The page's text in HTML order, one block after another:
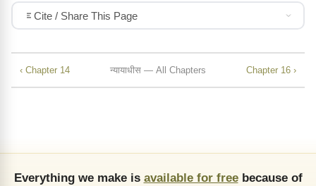
Cite / Share This Page
‹ Chapter 14 न्‍यायाधीस — All Chapters Chapter 16 ›
Everything we make is available for freebecause of